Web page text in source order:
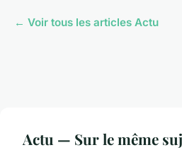
← Voir tous les articles Actu
Actu — Sur le même